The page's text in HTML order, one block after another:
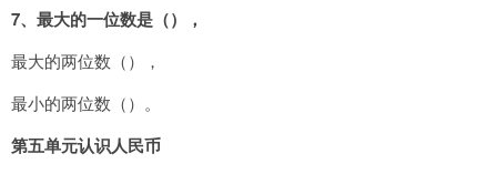
7、最大的一位数是（），
最大的两位数（），
最小的两位数（）。
第五单元认识人民币